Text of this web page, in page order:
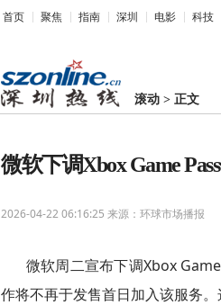
首页 聚焦 指南 深圳 电影 科技
滚动 >正文
微软下调Xbox Game
2026-04-22 06:16:25 来源：环球市场播报
微软周二宣布下调Xbox
作将不再于发售首日加入该服务